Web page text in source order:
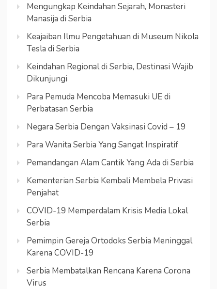
Mengungkap Keindahan Sejarah, Monasteri
Manasija di Serbia
Keajaiban Ilmu Pengetahuan di Museum Nikola
Tesla di Serbia
Keindahan Regional di Serbia, Destinasi Wajib
Dikunjungi
Para Pemuda Mencoba Memasuki UE di
Perbatasan Serbia
Negara Serbia Dengan Vaksinasi Covid – 19
Para Wanita Serbia Yang Sangat Inspiratif
Pemandangan Alam Cantik Yang Ada di Serbia
Kementerian Serbia Kembali Membela Privasi
Penjahat
COVID-19 Memperdalam Krisis Media Lokal
Serbia
Pemimpin Gereja Ortodoks Serbia Meninggal
Karena COVID-19
Serbia Membatalkan Rencana Karena Corona
Virus